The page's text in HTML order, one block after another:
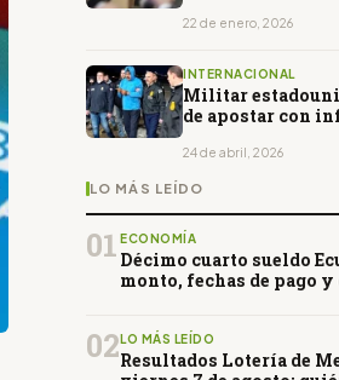
22 de enero, 2026
INTERNACIONAL
Militar
de apostar con
Nicolás Maduro
24 de abril, 2026
LO MÁS LEÍDO
01 ECONOMÍA
Décimo cuarto sueldo
monto, fechas de pago
02 LO MÁS LEÍDO
Resultados Lotería de